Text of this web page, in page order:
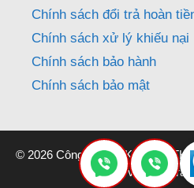
Chính sách đổi trả hoàn
Chính sách xử lý khiếu nại
Chính sách bảo hành
Chính sách bảo mật
© 2026 Công Ty CƠ KHÍ NỘI
với